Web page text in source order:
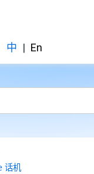
中 | En
话机